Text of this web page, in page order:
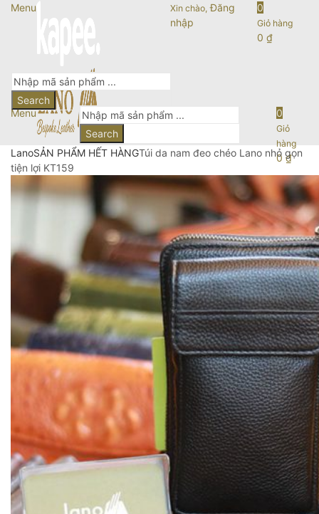
Menu Xin chào, Đăng
nhập
0
Giỏ hàng
0 ₫
Search
Menu
Search
0
Giỏ
hàng
0₫
LanoSẢN PHẨM HẾT HÀNGTúi da nam đeo chéo Lano nhỏ gọn
tiện lợi KT159